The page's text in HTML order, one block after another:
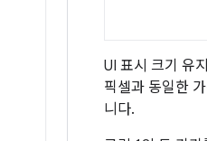
UI 표시 크기 유
픽셀과 동일한
니다.